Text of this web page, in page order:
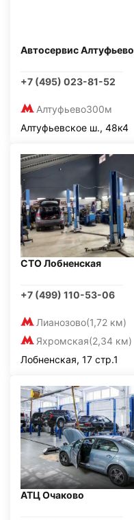
Автосервис Алтуфьево
+7 (495) 023-81-52
Алтуфьево300м
Алтуфьевское ш., 48к4
СТО Лобненская
+7 (499) 110-53-06
Лианозово(1,72 км)
Яхромская(2,34 км)
Лобненская, 17 стр.1
АТЦ Очаково